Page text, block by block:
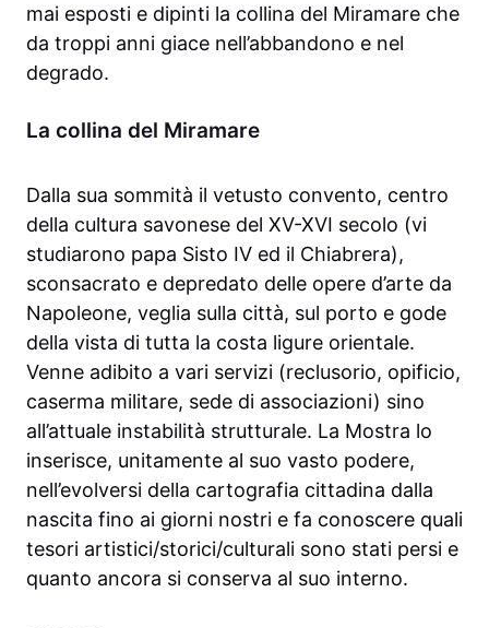
mai esposti e dipinti la collina del Miramare che
da troppi anni giace nell’abbandono e nel
degrado.
La collina del Miramare
Dalla sua sommità il vetusto convento, centro
della cultura savonese del XV-XVI secolo (vi
studiarono papa Sisto IV ed il Chiabrera),
sconsacrato e depredato delle opere d’arte da
Napoleone, veglia sulla città, sul porto e gode
della vista di tutta la costa ligure orientale.
Venne adibito a vari servizi (reclusorio, opificio,
caserma militare, sede di associazioni) sino
all’attuale instabilità strutturale. La Mostra lo
inserisce, unitamente al suo vasto podere,
nell’evolversi della cartografia cittadina dalla
nascita fino ai giorni nostri e fa conoscere quali
tesori artistici/storici/culturali sono stati persi e
quanto ancora si conserva al suo interno.